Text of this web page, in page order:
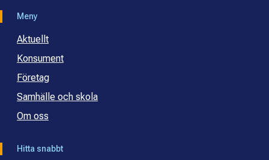
Meny
Aktuellt
Konsument
Företag
Samhälle och skola
Om oss
Hitta snabbt